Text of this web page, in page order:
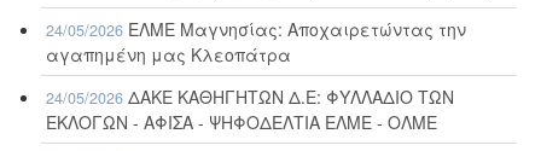
24/05/2026 ΕΛΜΕ Μαγνησίας: Αποχαιρετώντας την
αγαπημένη μας Κλεοπάτρα
24/05/2026 ΔΑΚΕ ΚΑΘΗΓΗΤΩΝ Δ.Ε: ΦΥΛΛΑΔΙΟ ΤΩΝ
ΕΚΛΟΓΩΝ - ΑΦΙΣΑ - ΨΗΦΟΔΕΛΤΙΑ ΕΛΜΕ - ΟΛΜΕ